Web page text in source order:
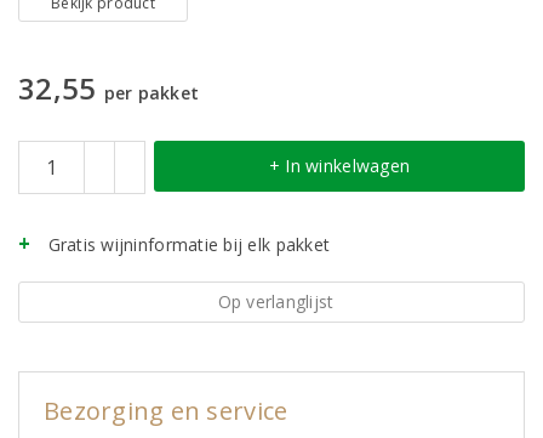
32,55 per pakket
+ In winkelwagen
Gratis wijninformatie bij elk pakket
Op verlanglijst
Bezorging en service